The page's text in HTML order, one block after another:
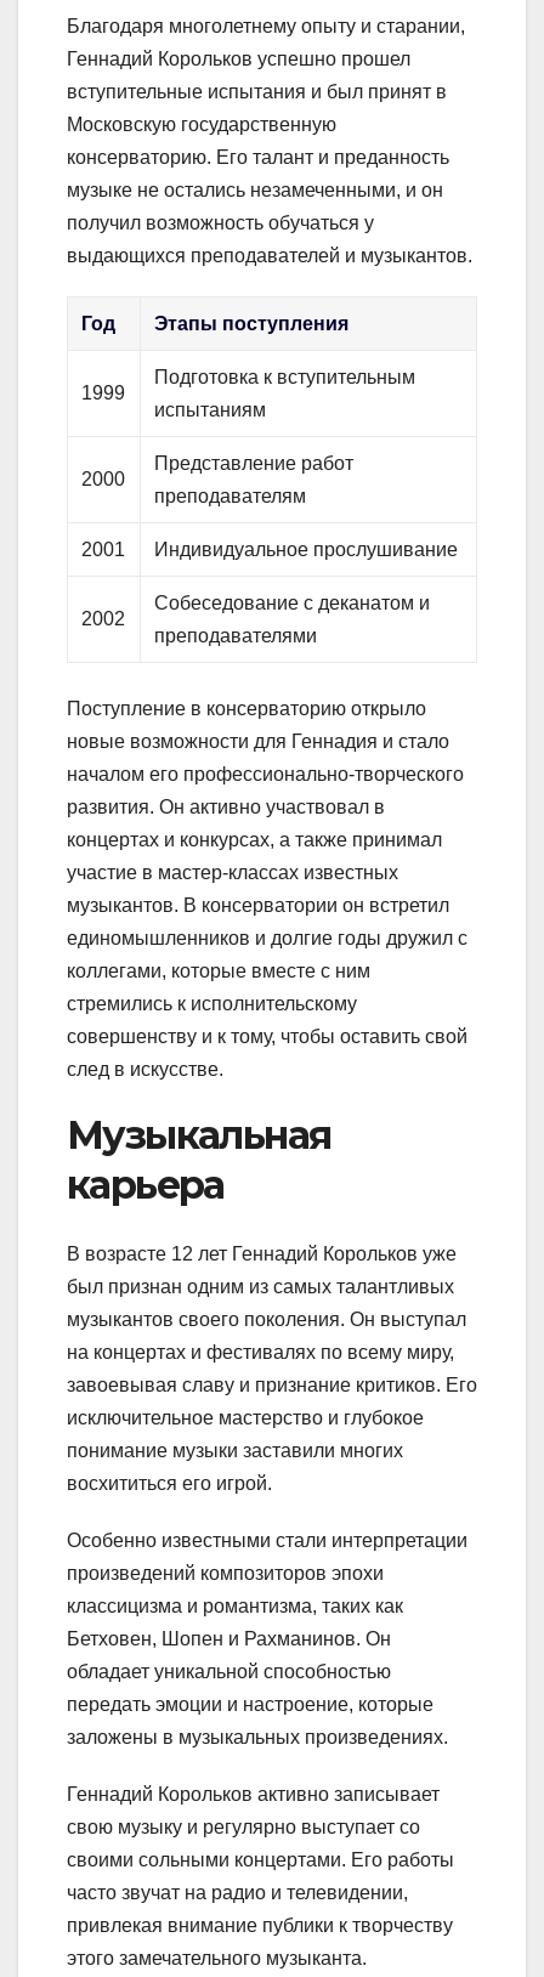
Благодаря многолетнему опыту и старании,
Геннадий Корольков успешно прошел
вступительные испытания и был принят в
Московскую государственную
консерваторию. Его талант и преданность
музыке не остались незамеченными, и он
получил возможность обучаться у
выдающихся преподавателей и музыкантов.
Год Этапы поступления
1999
Подготовка к вступительным
испытаниям
2000
Представление работ
преподавателям
2001 Индивидуальное прослушивание
2002
Собеседование с деканатом и
преподавателями
Поступление в консерваторию открыло
новые возможности для Геннадия и стало
началом его профессионально-творческого
развития. Он активно участвовал в
концертах и конкурсах, а также принимал
участие в мастер-классах известных
музыкантов. В консерватории он встретил
единомышленников и долгие годы дружил с
коллегами, которые вместе с ним
стремились к исполнительскому
совершенству и к тому, чтобы оставить свой
след в искусстве.
Музыкальная
карьера
В возрасте 12 лет Геннадий Корольков уже
был признан одним из самых талантливых
музыкантов своего поколения. Он выступал
на концертах и фестивалях по всему миру,
завоевывая славу и признание критиков. Его
исключительное мастерство и глубокое
понимание музыки заставили многих
восхититься его игрой.
Особенно известными стали интерпретации
произведений композиторов эпохи
классицизма и романтизма, таких как
Бетховен, Шопен и Рахманинов. Он
обладает уникальной способностью
передать эмоции и настроение, которые
заложены в музыкальных произведениях.
Геннадий Корольков активно записывает
свою музыку и регулярно выступает со
своими сольными концертами. Его работы
часто звучат на радио и телевидении,
привлекая внимание публики к творчеству
этого замечательного музыканта.